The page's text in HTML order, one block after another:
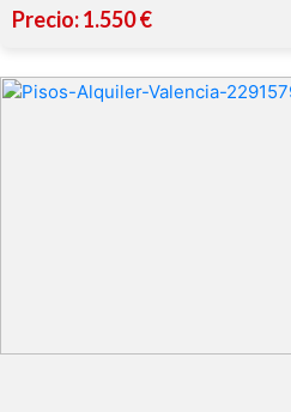
Precio: 1.550 €